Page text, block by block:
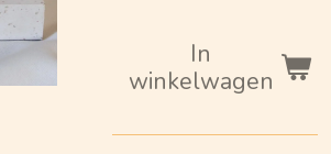
In
winkelwagen